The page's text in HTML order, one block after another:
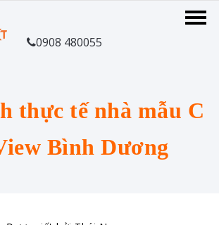
0908 480055
thực tế nhà mẫu C
Bình Dương